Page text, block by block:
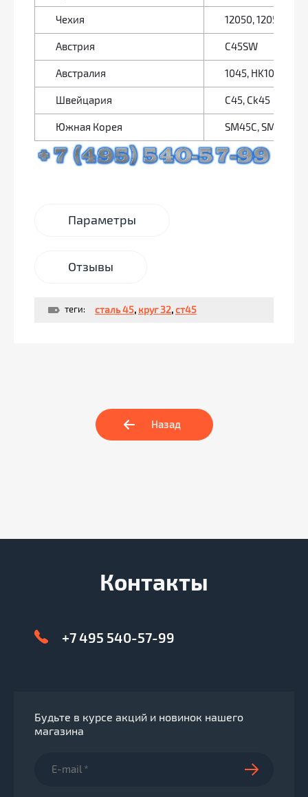
Чехия 12050, 12056
Австрия C45SW
Австралия 1045, HK1042,
Швейцария C45, Ck45
Южная Корея SM45C, SM48C
Параметры
Отзывы
теги: сталь 45, круг 32,ст45
Назад
Контакты
+7 495 540-57-99
Будьте в курсе акций и новинок нашего
магазина